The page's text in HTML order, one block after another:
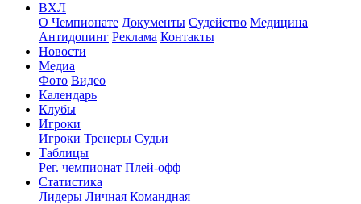
ВХЛ
О Чемпионате Документы Судейство Медицина
Антидопинг Реклама Контакты
Новости
Медиа
Фото Видео
Календарь
Клубы
Игроки
Игроки Тренеры Судьи
Таблицы
Рег. чемпионат Плей-офф
Статистика
Лидеры Личная Командная